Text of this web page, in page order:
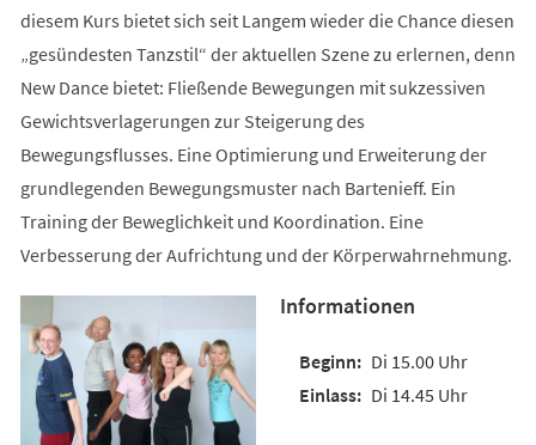
diesem Kurs bietet sich seit Langem wieder die Chance diesen
„gesündesten Tanzstil“ der aktuellen Szene zu erlernen, denn
New Dance bietet: Fließende Bewegungen mit sukzessiven
Gewichtsverlagerungen zur Steigerung des
Bewegungsflusses. Eine Optimierung und Erweiterung der
grundlegenden Bewegungsmuster nach Bartenieff. Ein
Training der Beweglichkeit und Koordination. Eine
Verbesserung der Aufrichtung und der Körperwahrnehmung.
Informationen
Di 15.00 Uhr
Di 14.45 Uhr